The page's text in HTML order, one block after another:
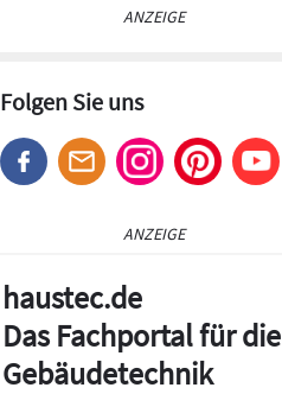
ANZEIGE
Folgen Sie uns
ANZEIGE
haustec.de
Das Fachportal für die
Gebäudetechnik